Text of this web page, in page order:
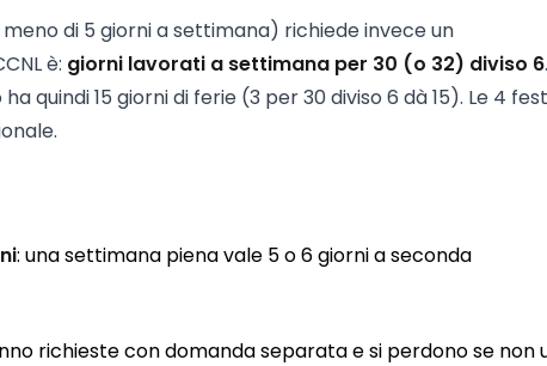
di 5 giorni a settimana) richiede invece un
è: giorni lavorati a settimana per 30 (o 32) diviso 6
quindi 15 giorni di ferie (3 per 30 diviso 6 dà 15). Le 4
: una settimana piena vale 5 o 6 giorni a seconda
richieste con domanda separata e si perdono se non